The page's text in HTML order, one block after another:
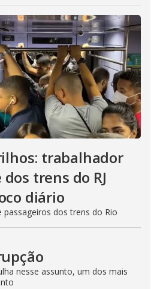
trabalhador
trens do RJ
diário
passageiros dos trens do Rio
nesse assunto, um dos mais